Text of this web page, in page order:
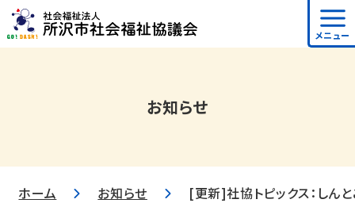
メニュー
お知らせ
ホーム お知らせ [更新]社協トピックス：しん